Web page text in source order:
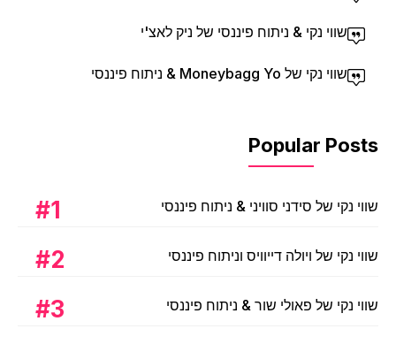
שווי נקי & ניתוח פיננסי של ניק לאצ'י
שווי נקי של Moneybagg Yo & ניתוח פיננסי
Popular Posts
שווי נקי של סידני סוויני & ניתוח פיננסי
שווי נקי של ויולה דייוויס וניתוח פיננסי
שווי נקי של פאולי שור & ניתוח פיננסי